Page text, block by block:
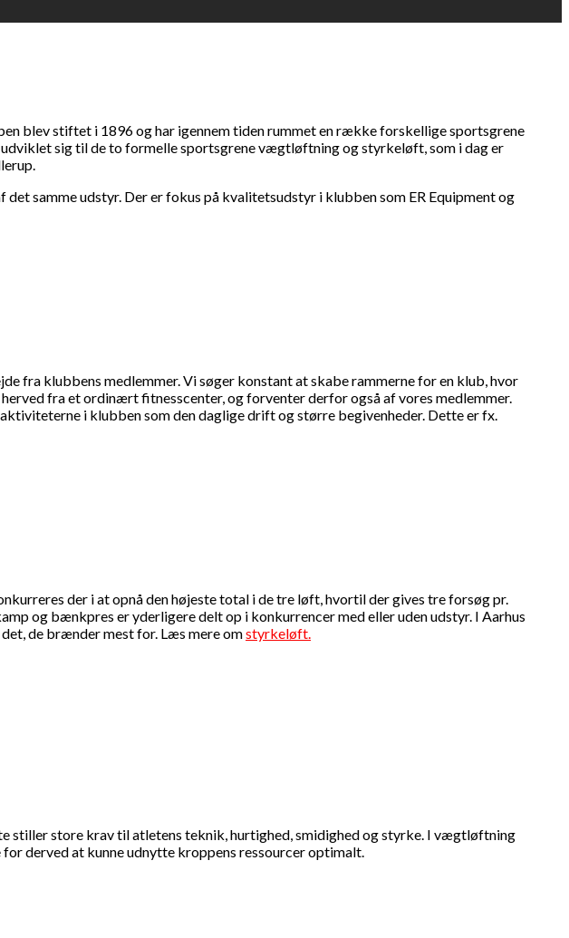
blev stiftet i 1896 og har igennem tiden rummet en række forskellige sportsgrene
sig til de to formelle sportsgrene vægtløftning og styrkeløft, som i dag er
samme udstyr. Der er fokus på kvalitetsudstyr i klubben som ER Equipment og
fra klubbens medlemmer. Vi søger konstant at skabe rammerne for en klub, hvor
fra et ordinært fitnesscenter, og forventer derfor også af vores medlemmer.
i klubben som den daglige drift og større begivenheder. Dette er fx.
der i at opnå den højeste total i de tre løft, hvortil der gives tre forsøg pr.
og bænkpres er yderligere delt op i konkurrencer med eller uden udstyr. I Aarhus
de brænder mest for. Læs mere omstyrkeløft.
store krav til atletens teknik, hurtighed, smidighed og styrke. I vægtløftning
derved at kunne udnytte kroppens ressourcer optimalt.